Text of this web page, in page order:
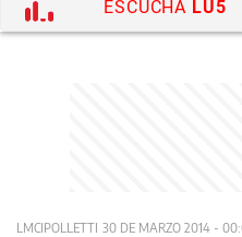
ESCUCHÁ LU5
LMCIPOLLETTI 30 DE MARZO 2014 -